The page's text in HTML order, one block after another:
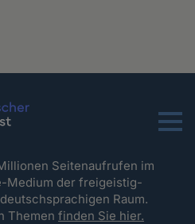
Menu
Seitenaufrufen im
Medium der freigeistig-
Raum.
Themenfinden Sie hier.